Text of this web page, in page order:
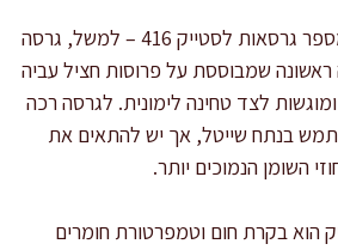
לאורך השנים פיתחתי מספר גרסאות לסטייק 416 – למשל, גרסה
שמבוססת על פרוסות חציל עביה
לצד טחינה לימונית. לגרסה רכה
בנתח שייטל, אך יש להתאים את
השומן הנמוכים יותר.
בקרת חום וטמפרטורת חומרים